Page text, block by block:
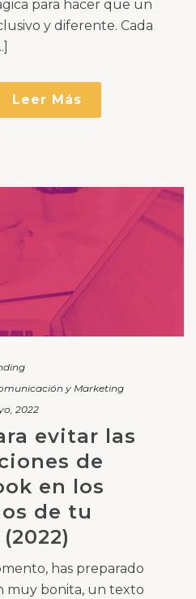
para hacer que un
y diferente. Cada
Leer Más
y Marketing
2022
evitar las
de
en los
de tu
has preparado
muy bonita, un texto